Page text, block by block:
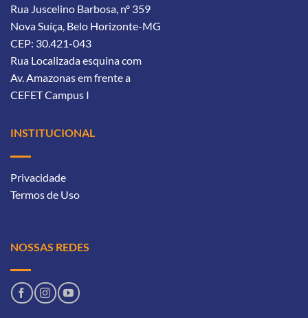
Rua Juscelino Barbosa, nº 359
Nova Suíça, Belo Horizonte-MG
CEP: 30.421-043
Rua Localizada esquina com
Av. Amazonasem frente a
CEFET Campus I
INSTITUCIONAL
Privacidade
Termos de Uso
NOSSAS REDES